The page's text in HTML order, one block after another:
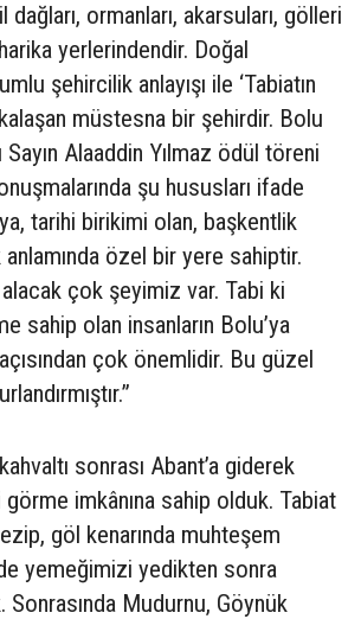
ormanları, akarsuları, gölleri
yerlerindendir. Doğal
şehircilik anlayışı ile ‘Tabiatın
müstesna bir şehirdir. Bolu
Sayın Alaaddin Yılmaz ödül töreni
şu hususları ifade
tarihi birikimi olan, başkentlik
özel bir yere sahiptir.
alacak çok şeyimiz var. Tabi ki
sahip olan insanların Bolu’ya
çok önemlidir. Bu güzel
sonrası Abant’a giderek
imkânına sahip olduk. Tabiat
göl kenarında muhteşem
yemeğimizi yedikten sonra
Sonrasında Mudurnu, Göynük